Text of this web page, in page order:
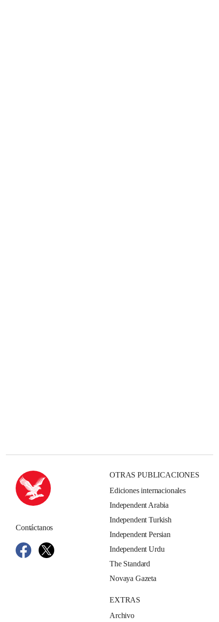
Contáctanos
OTRAS PUBLICACIONES
Ediciones internacionales
Independent Arabia
Independent Turkish
Independent Persian
Independent Urdu
The Standard
Novaya Gazeta
EXTRAS
Archivo